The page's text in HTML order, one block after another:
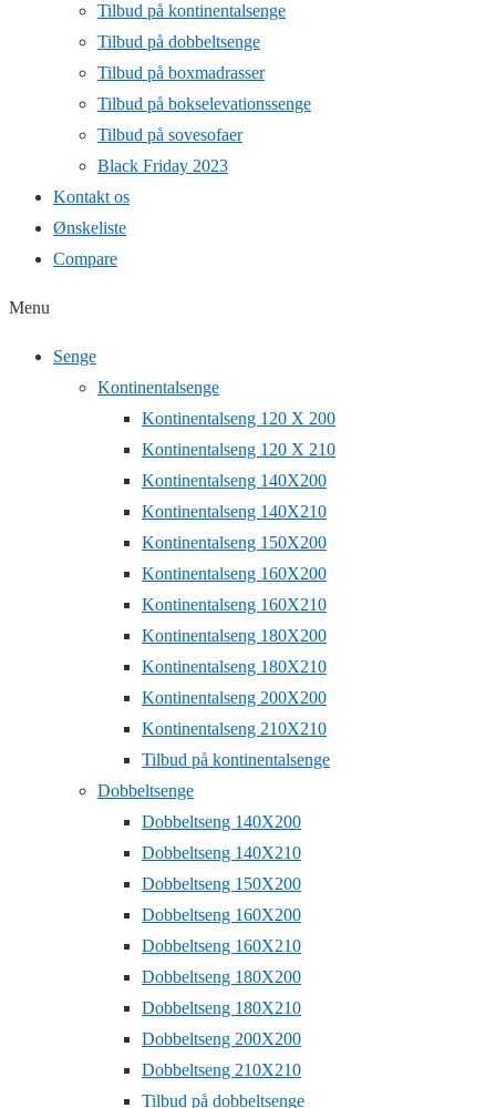
Tilbud på kontinentalsenge
Tilbud på dobbeltsenge
Tilbud på boxmadrasser
Tilbud på bokselevationssenge
Tilbud på sovesofaer
Black Friday 2023
Kontakt os
Ønskeliste
Compare
Menu
Senge
Kontinentalsenge
Kontinentalseng 120 X 200
Kontinentalseng 120 X 210
Kontinentalseng 140X200
Kontinentalseng 140X210
Kontinentalseng 150X200
Kontinentalseng 160X200
Kontinentalseng 160X210
Kontinentalseng 180X200
Kontinentalseng 180X210
Kontinentalseng 200X200
Kontinentalseng 210X210
Tilbud på kontinentalsenge
Dobbeltsenge
Dobbeltseng 140X200
Dobbeltseng 140X210
Dobbeltseng 150X200
Dobbeltseng 160X200
Dobbeltseng 160X210
Dobbeltseng 180X200
Dobbeltseng 180X210
Dobbeltseng 200X200
Dobbeltseng 210X210
Tilbud på dobbeltsenge